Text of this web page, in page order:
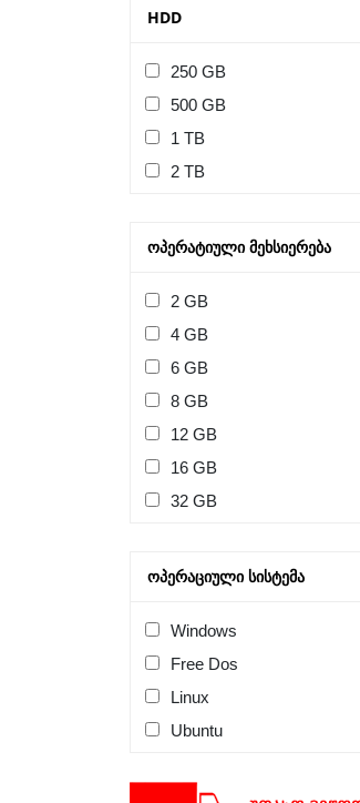
HDD
250 GB
500 GB
1 TB
2 TB
ᲝᲞᲔᲠᲐᲢᲘᲣᲚᲘ ᲛᲔᲮᲡᲘᲔᲠᲔᲑᲐ
2 GB
4 GB
6 GB
8 GB
12 GB
16 GB
32 GB
ᲝᲞᲔᲠᲐᲪᲘᲣᲚᲘ ᲡᲘᲡᲢᲔᲛᲐ
Windows
Free Dos
Linux
Ubuntu